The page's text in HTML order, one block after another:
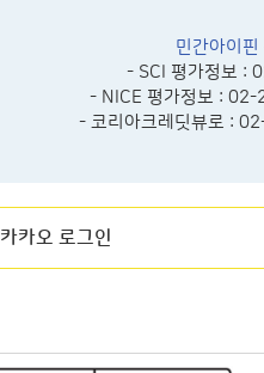
민간아이핀
- SCI 평가정보 :
- NICE 평가정보 :
- 코리아크레딧뷰로 :
카카오 로그인